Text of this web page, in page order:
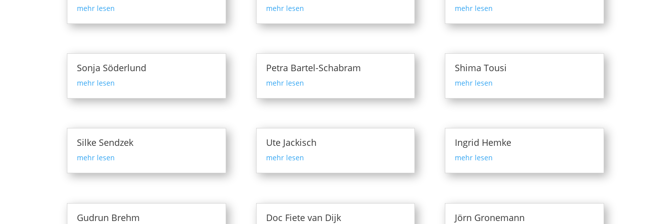
mehr lesen
Sonja Söderlund
mehr lesen
Silke Sendzek
mehr lesen
Gudrun Brehm
mehr lesen
Petra Bartel-Schabram
mehr lesen
Ute Jackisch
mehr lesen
Doc Fiete van Dijk
mehr lesen
Shima Tousi
mehr lesen
Ingrid Hemke
mehr lesen
Jörn Gronemann